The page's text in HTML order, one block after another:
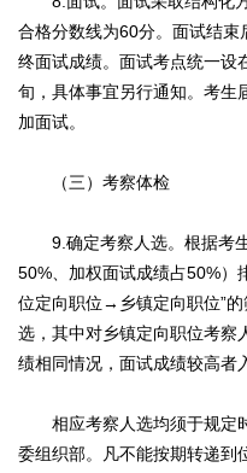
合格分数线为60分。面试结
终面试成绩。面试考点统一设
旬，具体事宜另行通知。考生
加面试。
（三）考察体检
9.确定考察人选。根据考生
50%、加权面试成绩占50%）
位定向职位→乡镇定向职位”
选，其中对乡镇定向职位考察
绩相同情况，面试成绩较高者
相应考察人选均须于规定
委组织部。凡不能按期转递到